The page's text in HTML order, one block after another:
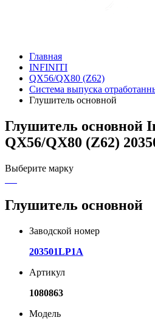
Главная
INFINITI
QX56/QX80 (Z62)
Система выпуска
Глушитель основной
Глушитель основной
QX56/QX80 (Z62)
Выберите марку
Глушитель основной
Заводской номер
203501LP1A
Артикул
1080863
Модель